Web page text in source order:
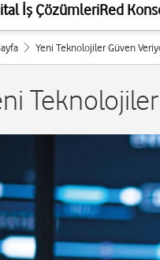
İş ÇözümleriRed
Yeni Teknolojiler Güven